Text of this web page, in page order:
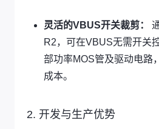
灵活的VBUS开关裁剪：
R2，可在VBUS无需开关
部功率MOS管及驱动电路
成本。
2. 开发与生产优势